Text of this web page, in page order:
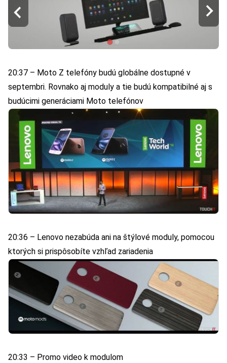
20:37 – Moto Z telefóny budú globálne dostupné v
septembri. Rovnako aj moduly a tie budú kompatibilné aj s
budúcimi generáciami Moto telefónov
20:36 – Lenovo nezabúda ani na štýlové moduly, pomocou
ktorých si prispôsobíte vzhľad zariadenia
20:33 – Promo video k modulom